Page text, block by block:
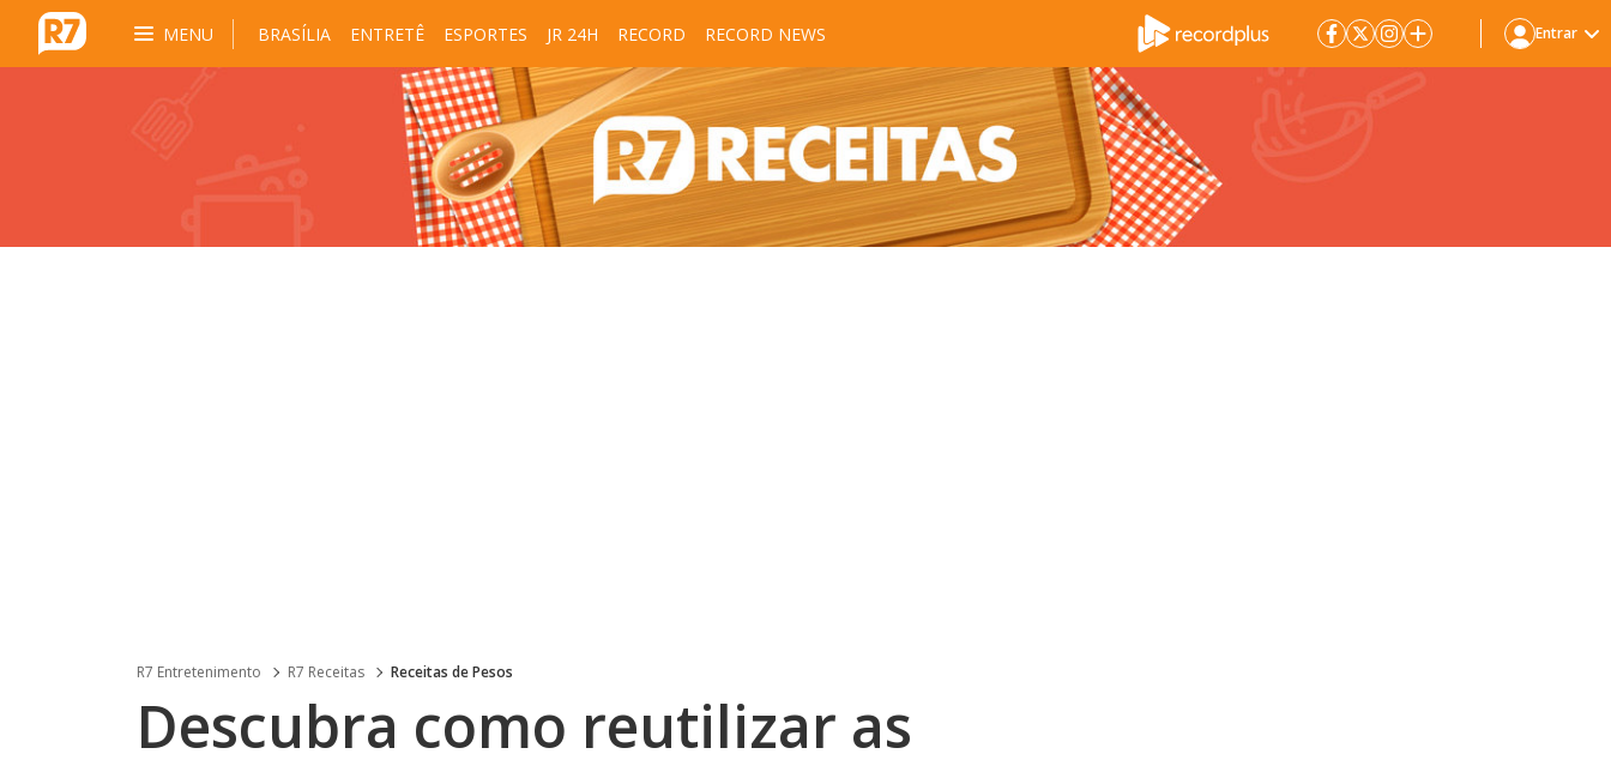
MENU BRASÍLIA ENTRETÊ ESPORTES JR 24H RECORD RECORD NEWS Entrar
R7 Entretenimento R7 Receitas Receitas de Pesos
Descubra como reutilizar as